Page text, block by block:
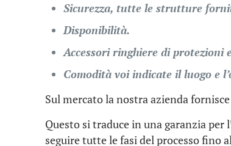
Sicurezza, tutte le strutture
Disponibilità.
Accessori ringhiere di protezioni
Comodità voi indicate il luogo e
Sul mercato la nostra azienda
Questo si traduce in una garanzia per
seguire tutte le fasi del processo fino